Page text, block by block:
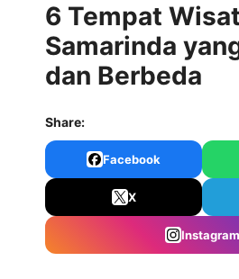
6 Tempat
Samarinda
dan Berbeda
Share:
Facebook
X
Instagram